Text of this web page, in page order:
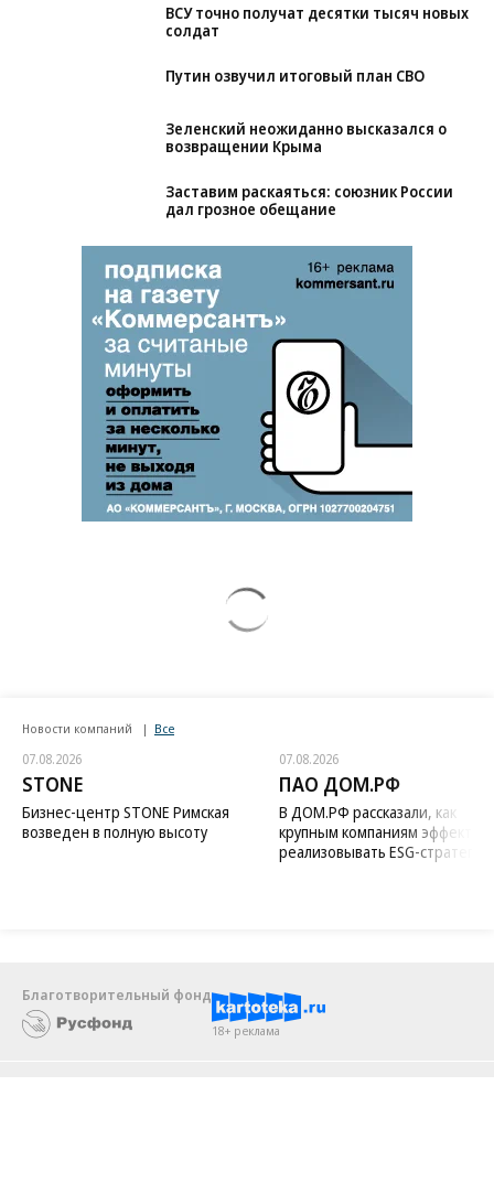
ВСУ точно получат десятки тысяч новых
солдат
Путин озвучил итоговый план СВО
Зеленский неожиданно высказался о
возвращении Крыма
Заставим раскаяться: союзник России
дал грозное обещание
Новости компаний Все
07.08.2026
STONE
Бизнес-центр STONE Римская
возведен в полную высоту
07.08.2026
ПАО ДОМ.РФ
В ДОМ.РФ рассказали, как
крупным компаниям
реализовывать ESG-стратегию
Благотворительный фонд
18+ реклама